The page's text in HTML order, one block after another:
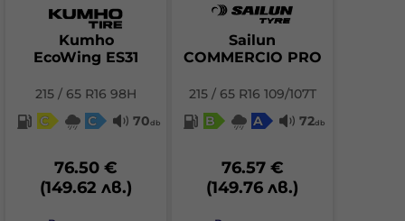
Kumho
EcoWing ES31
215 / 65 R16 98H
C
C 70db
76.50 €
(149.62 лв.)
Sailun
COMMERCIO PRO
215 / 65 R16 109/107T
B
A 72db
76.57 €
(149.76 лв.)